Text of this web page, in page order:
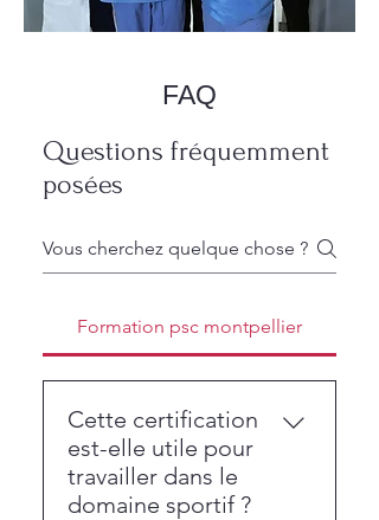
FAQ
Questions fréquemment
posées
Formation psc montpellier
Cette certification
est-elle utile pour
travailler dans le
domaine sportif ?